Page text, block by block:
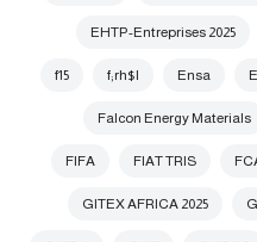
EHTP-Entreprises 2025
Ensa
f;rh$l
f15
Falcon Energy Materials
FIAT TRIS
FIFA
GITEX AFRICA 2025